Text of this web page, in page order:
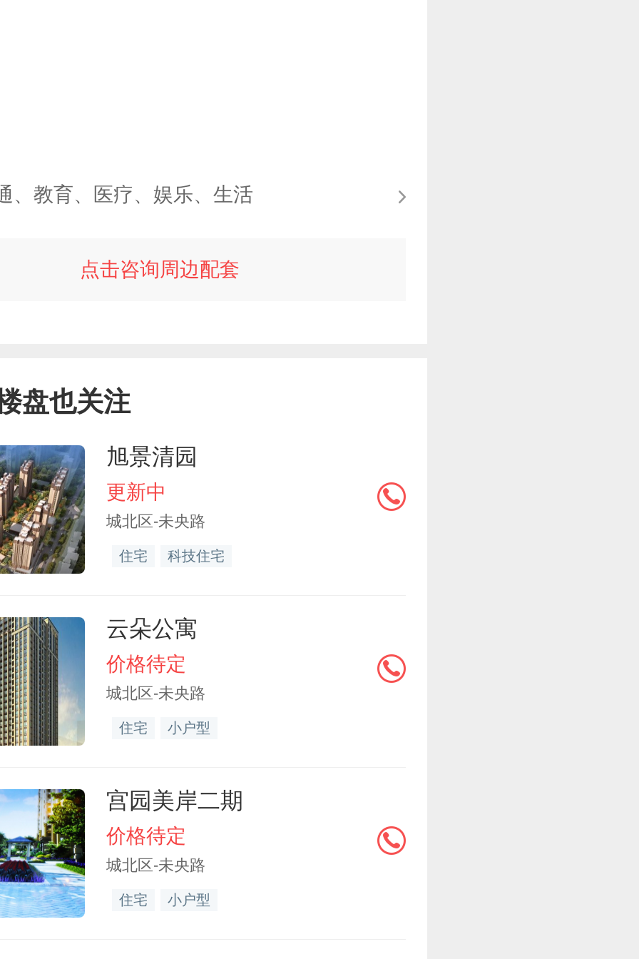
、教育、医疗、娱乐、生活
点击咨询周边配套
盘也关注
旭景清园
更新中
城北区-未央路
住宅 科技住宅
云朵公寓
价格待定
城北区-未央路
住宅 小户型
宫园美岸二期
价格待定
城北区-未央路
住宅 小户型